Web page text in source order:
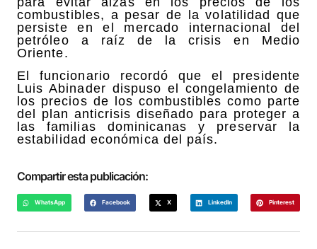
combustibles, a pesar de la volatilidad que
persiste en el mercado internacional del
petróleo a raíz de la crisis en Medio
Oriente.
El funcionario recordó que el presidente
Luis Abinader dispuso el congelamiento de
los precios de los combustibles como parte
del plan anticrisis diseñado para proteger a
las familias dominicanas y preservar la
estabilidad económica del país.
Compartir esta publicación:
WhatsApp Facebook X LinkedIn Pinterest